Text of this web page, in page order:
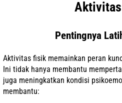
Pentingnya
Aktivitas fisik memainkan peran
Ini tidak hanya membantu
juga meningkatkan kondisi
membantu: